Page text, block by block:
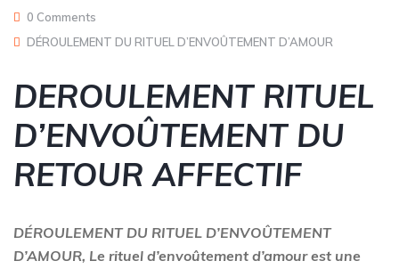
0 Comments
DÉROULEMENT DU RITUEL D’ENVOÛTEMENT D’AMOUR
DEROULEMENT RITUEL
D’ENVOÛTEMENT DU
RETOUR AFFECTIF
DÉROULEMENT DU RITUEL D’ENVOÛTEMENT
D’AMOUR, Le rituel d’envoûtement d’amour est une